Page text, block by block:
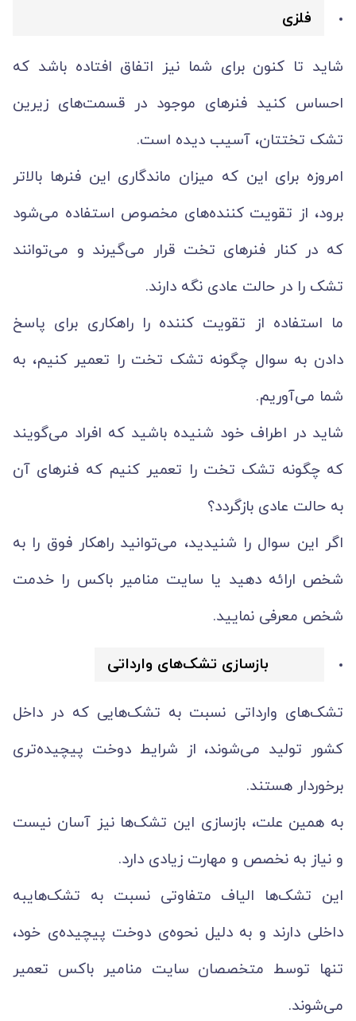
فلزی
شاید تا کنون برای شما نیز اتفاق افتاده باشد که
احساس کنید فنرهای موجود در قسمت‌های زیرین
تشک تختتان، آسیب دیده است.
امروزه برای این که میزان ماندگاری این فنرها بالاتر
برود، از تقویت‌ کننده‌های مخصوص استفاده می‌شود
که در کنار فنرهای تخت قرار می‌‌گیرند و می‌توانند
تشک را در حالت عادی نگه دارند.
ما استفاده از تقویت کننده را راهکاری برای پاسخ
دادن به سوال چگونه تشک تخت را تعمیر کنیم، به
شما می‌آوریم.
شاید در اطراف خود شنیده باشید که افراد می‌گویند
که چگونه تشک تخت را تعمیر کنیم که فنرهای آن
به حالت عادی بازگردد؟
اگر این سوال را شنیدید، می‌توانید راهکار فوق را به
شخص ارائه دهید یا سایت منامیر باکس را خدمت
شخص معرفی نمایید.
بازسازی تشک‌های وارداتی
تشک‌های وارداتی نسبت به تشک‌هایی که در داخل
کشور تولید می‌شوند، از شرایط دوخت پیچیده‌تری
برخوردار هستند.
به همین علت، بازسازی این تشک‌ها نیز آسان نیست
و نیاز به نخصص و مهارت زیادی دارد.
این تشک‌ها الیاف متفاوتی نسبت به تشک‌هایبه
داخلی دارند و به دلیل نحوه‌ی دوخت پیچیده‌ی خود،
تنها توسط متخصصان سایت منامیر باکس تعمیر
می‌شوند.